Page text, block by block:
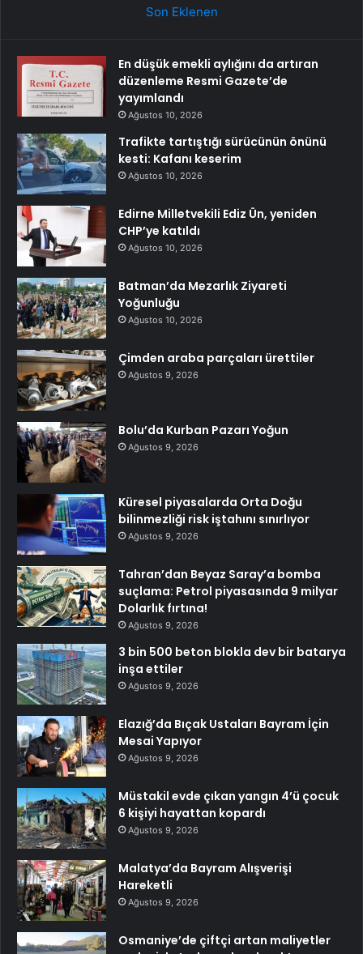
Son Eklenen
En düşük emekli aylığını da artıran
düzenleme Resmi Gazete’de
yayımlandı
Ağustos 10, 2026
Trafikte tartıştığı sürücünün önünü
kesti: Kafanı keserim
Ağustos 10, 2026
Edirne Milletvekili Ediz Ün, yeniden
CHP’ye katıldı
Ağustos 10, 2026
Batman’da Mezarlık Ziyareti
Yoğunluğu
Ağustos 10, 2026
Çimden araba parçaları ürettiler
Ağustos 9, 2026
Bolu’da Kurban Pazarı Yoğun
Ağustos 9, 2026
Küresel piyasalarda Orta Doğu
bilinmezliği risk iştahını sınırlıyor
Ağustos 9, 2026
Tahran’dan Beyaz Saray’a bomba
suçlama: Petrol piyasasında 9 milyar
Dolarlık fırtına!
Ağustos 9, 2026
3 bin 500 beton blokla dev bir batarya
inşa ettiler
Ağustos 9, 2026
Elazığ’da Bıçak Ustaları Bayram İçin
Mesai Yapıyor
Ağustos 9, 2026
Müstakil evde çıkan yangın 4’ü çocuk
6 kişiyi hayattan kopardı
Ağustos 9, 2026
Malatya’da Bayram Alışverişi
Hareketli
Ağustos 9, 2026
Osmaniye’de çiftçi artan maliyetler